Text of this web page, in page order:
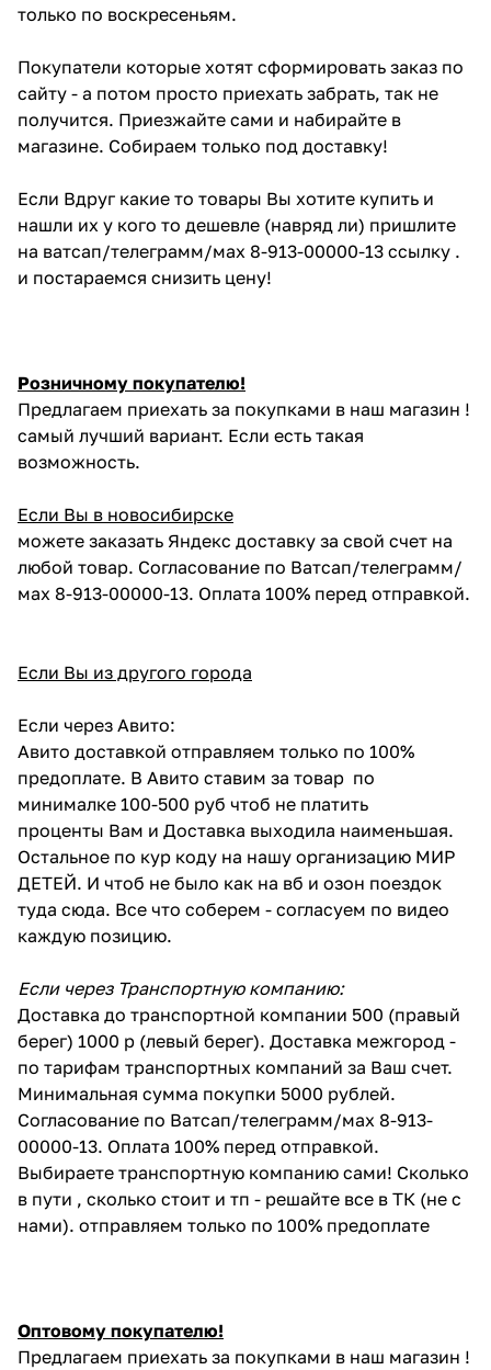
только по воскресеньям.
Покупатели которые хотят сформировать заказ по
сайту - а потом просто приехать забрать, так не
получится. Приезжайте сами и набирайте в
магазине. Собираем только под доставку!
Если Вдруг какие то товары Вы хотите купить и
нашли их у кого то дешевле (навряд ли) пришлите
на ватсап/телеграмм/мах 8-913-00000-13 ссылку .
и постараемся снизить цену!
Розничному покупателю!
Предлагаем приехать за покупками в наш магазин !
самый лучший вариант. Если есть такая
возможность.
Если Вы в новосибирске
можете заказать Яндекс доставку за свой счет на
любой товар. Согласование по Ватсап/телеграмм/
мах 8-913-00000-13. Оплата 100% перед отправкой.
Если Вы из другого города
Если через Авито:
Авито доставкой отправляем только по 100%
предоплате. В Авито ставим за товар по
минималке 100-500 руб чтоб не платить
проценты Вам и Доставка выходила наименьшая.
Остальное по кур коду на нашу организацию МИР
ДЕТЕЙ. И чтоб не было как на вб и озон поездок
туда сюда. Все что соберем - согласуем по видео
каждую позицию.
Если через Транспортную компанию:
Доставка до транспортной компании 500 (правый
берег) 1000 р (левый берег). Доставка межгород -
по тарифам транспортных компаний за Ваш счет.
Минимальная сумма покупки 5000 рублей.
Согласование по Ватсап/телеграмм/мах 8-913-
00000-13. Оплата 100% перед отправкой.
Выбираете транспортную компанию сами! Сколько
в пути , сколько стоит и тп - решайте все в ТК (не с
нами). отправляем только по 100% предоплате
Оптовому покупателю!
Предлагаем приехать за покупками в наш магазин !